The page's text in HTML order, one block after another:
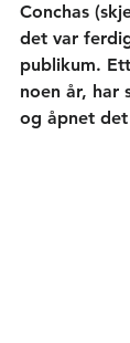
Conchas
det var
publikum.
noen år, har
og åpnet